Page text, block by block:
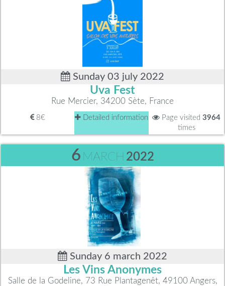
Sunday 03 july 2022
Uva Fest
Rue Mercier, 34200 Sète, France
8€ Detailed information Page visited 3964
times
6 MARCH 2022
Sunday 6 march 2022
Les Vins Anonymes
Salle de la Godeline, 73 Rue Plantagenêt, 49100 Angers,